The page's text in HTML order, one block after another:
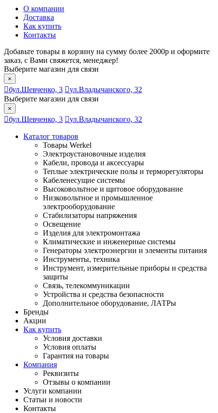
О компании
Доставка
Как купить
Контакты
Добавьте товары в корзину на сумму более 2000р и оформите
заказ, с Вами свяжется, менеджер!
Выберите магазин для связи
×
бул.Шевченко, 3
ул.Владычанского, 32
Выберите магазин для связи
×
бул.Шевченко, 3 ул.Владычанского, 32
Каталог товаров
Товары Werkel
Электроустановочные изделия
Кабели, провода и аксессуары
Теплые электрические полы и терморегуляторы
Кабеленесущие системы
Высоковольтное и щитовое оборудование
Низковольтное и промышленное
электрооборудование
Стабилизаторы напряжения
Освещение
Изделия для электромонтажа
Климатические и инженерные системы
Генераторы электроэнергии и элементы питания
Инструменты, техника
Инструмент, измерительные приборы и средства
защиты
Связь, телекоммуникации
Устройства и средства безопасности
Дополнительное оборудование, ЛАТРы
Бренды
Акции
Как купить
Условия доставки
Условия оплаты
Гарантия на товары
Компания
Реквизиты
Отзывы о компании
Услуги компании
Статьи и новости
Контакты